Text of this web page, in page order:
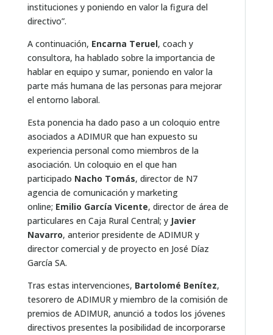
instituciones y poniendo en valor la figura del
directivo”.
A continuación, Encarna Teruel, coach y
consultora, ha hablado sobre la importancia de
hablar en equipo y sumar, poniendo en valor la
parte más humana de las personas para mejorar
el entorno laboral.
Esta ponencia ha dado paso a un coloquio entre
asociados a ADIMUR que han expuesto su
experiencia personal como miembros de la
asociación. Un coloquio en el que han
participado Nacho Tomás, director de N7
agencia de comunicación y marketing
online; Emilio García Vicente, director de área de
particulares en Caja Rural Central; y Javier
Navarro, anterior presidente de ADIMUR y
director comercial y de proyecto en José Díaz
García SA.
Tras estas intervenciones, Bartolomé Benítez,
tesorero de ADIMUR y miembro de la comisión de
premios de ADIMUR, anunció a todos los jóvenes
directivos presentes la posibilidad de incorporarse